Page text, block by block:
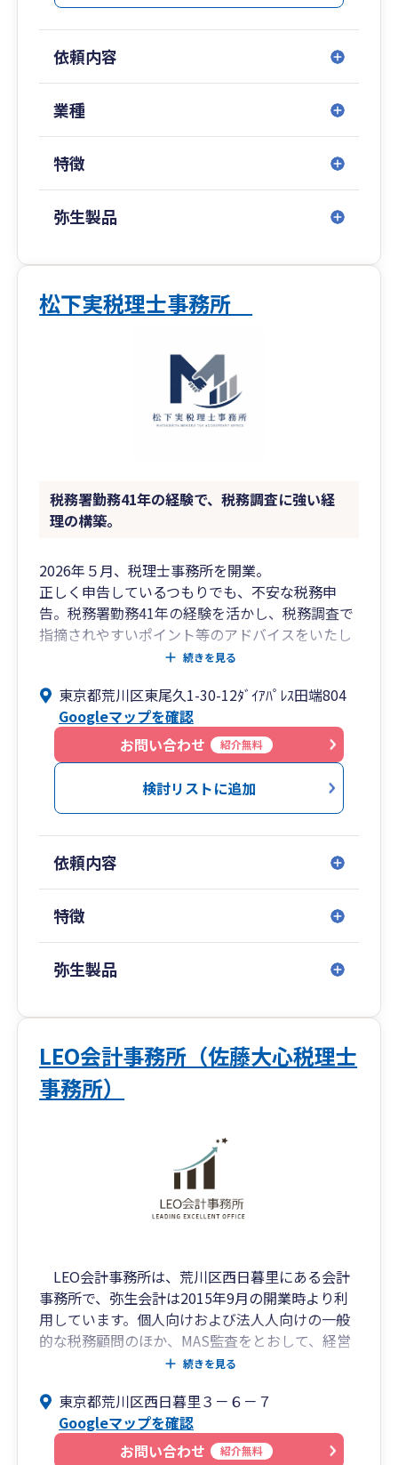
依頼内容
業種
特徴
弥生製品
松下実税理士事務所
税務署勤務41年の経験で、税務調査に強い経
理の構築。
2026年５月、税理士事務所を開業。
正しく申告しているつもりでも、不安な税務申
告。税務署勤務41年の経験を活かし、税務調査で
指摘されやすいポイント等のアドバイスをいたし
さい。
続きを見る
東京都荒川区東尾久1-30-12ﾀﾞｲｱﾊﾟﾚｽ田端804
Googleマップを確認
お問い合わせ
紹介無料
検討リストに追加
依頼内容
特徴
弥生製品
LEO会計事務所（佐藤大心税理士
事務所）
LEO会計事務所は、荒川区西日暮里にある会計
事務所で、弥生会計は2015年9月の開業時より利
用しています。個人向けおよび法人人向けの一般
的な税務顧問のほか、MAS監査をとおして、経営
に関する幅広いアドバイザリーも手がけている事
して不動産賃貸業を経営していることから、個人
の不動産投資家や不動産賃貸業の法人の税金相
談・確定申告をサポートしています。不動産賃貸
続きを見る
東京都荒川区西日暮里３－６－７
Googleマップを確認
お問い合わせ
紹介無料